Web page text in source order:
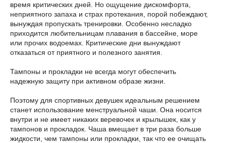
время критических дней. Но ощущение дискомфорта,
неприятного запаха и страх протекания, порой побеждают,
вынуждая пропускать тренировки. Особенно несладко
приходится любительницам плавания в бассейне, море
или прочих водоемах. Критические дни вынуждают
отказаться от приятного и полезного занятия.
Тампоны и прокладки не всегда могут обеспечить
надежную защиту при активном образе жизни.
Поэтому для спортивных девушек идеальным решением
станет использование менструальной чаши. Она носится
внутри и не имеет никаких веревочек и крылышек, как у
тампонов и прокладок. Чаша вмещает в три раза больше
жидкости, чем тампоны или прокладки, так что ее очищать